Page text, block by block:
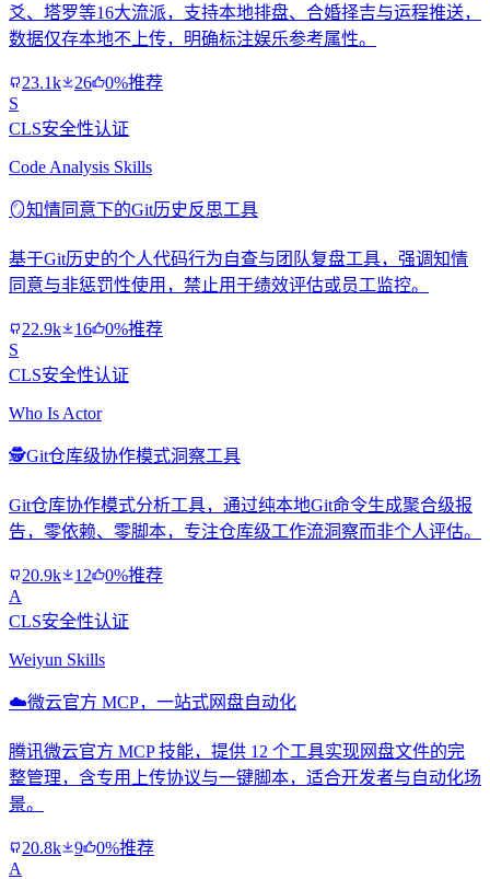
爻、塔罗等16大流派，支持本地排盘、合婚择吉与运程推送，
数据仅存本地不上传，明确标注娱乐参考属性。
23.1k 26
0%推荐
S
CLS安全性认证
Code Analysis Skills
🪞知情同意下的Git历史反思工具
基于Git历史的个人代码行为自查与团队复盘工具，强调知情
同意与非惩罚性使用，禁止用于绩效评估或员工监控。
22.9k 16
0%推荐
S
CLS安全性认证
Who Is Actor
🕵️Git仓库级协作模式洞察工具
Git仓库协作模式分析工具，通过纯本地Git命令生成聚合级报
告，零依赖、零脚本，专注仓库级工作流洞察而非个人评估。
20.9k 12
0%推荐
A
CLS安全性认证
Weiyun Skills
☁️微云官方 MCP，一站式网盘自动化
腾讯微云官方 MCP 技能，提供 12 个工具实现网盘文件的完
整管理，含专用上传协议与一键脚本，适合开发者与自动化场
景。
20.8k 9
0%推荐
A